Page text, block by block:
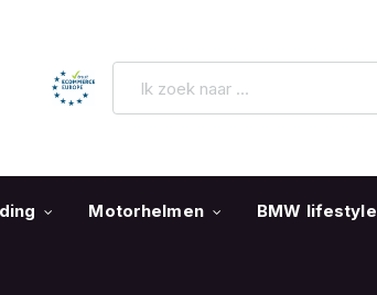
Motorhelmen BMW lifestyle